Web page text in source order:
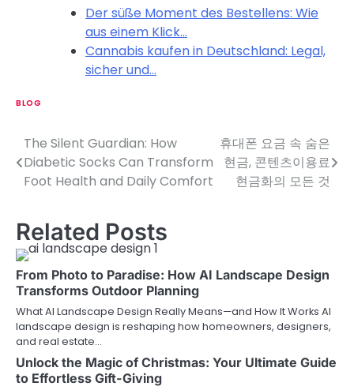
Der süße Moment des Bestellens: Wie
aus einem Klick…
Cannabis kaufen in Deutschland: Legal,
sicher und…
BLOG
P
o
t
n
a
v
i
g
The Silent Guardian: How
Diabetic Socks Can Transform
Foot Health and Daily Comfort
휴대폰 요금 속 숨은
현금, 콘텐츠이용료
현금화의 모든 것
Related Posts
From Photo to Paradise: How AI Landscape Design
Transforms Outdoor Planning
What AI Landscape Design Really Means—and How It Works AI
landscape design is reshaping how homeowners, designers,
and real estate…
Unlock the Magic of Christmas: Your Ultimate Guide
to Effortless Gift-Giving